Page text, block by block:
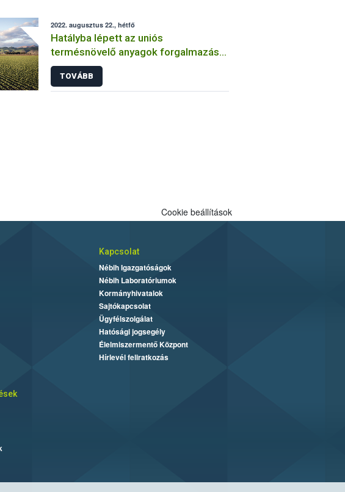
2022. augusztus 22., hétfő
Hatályba lépett az uniós
termésnövelő anyagok forgalmazását
szabályozó rendelet
TOVÁBB
Cookie beállítások
Kapcsolat
Nébih Igazgatóságok
Nébih Laboratóriumok
Kormányhivatalok
Sajtókapcsolat
Ügyfélszolgálat
Hatósági jogsegély
Élelmiszermentő Központ
Hírlevél feliratkozás